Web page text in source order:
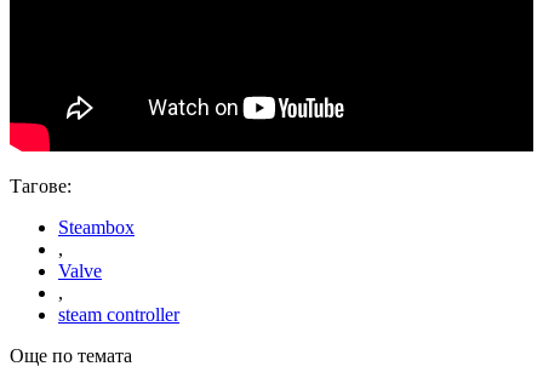
Тагове:
Steambox
,
Valve
,
steam controller
Още по темата